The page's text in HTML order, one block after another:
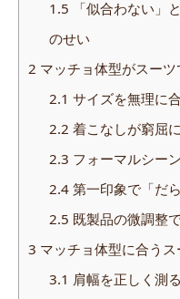
1.5 「似合わない」
のせい
2 マッチョ体型がスー
2.1 サイズを無理に
2.2 着こなしが窮屈
2.3 フォーマルシー
2.4第一印象で「だ
2.5 既製品の微調整
3 マッチョ体型に合う
3.1 肩幅を正しく測